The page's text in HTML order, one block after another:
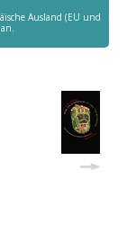
Ausland (EU und